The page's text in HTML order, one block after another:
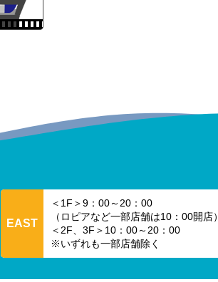
EAST
＜1F＞9：00～20：00
（ロピアなど一部店舗は10：00開店）
＜2F、3F＞10：00～20：00
※いずれも一部店舗除く